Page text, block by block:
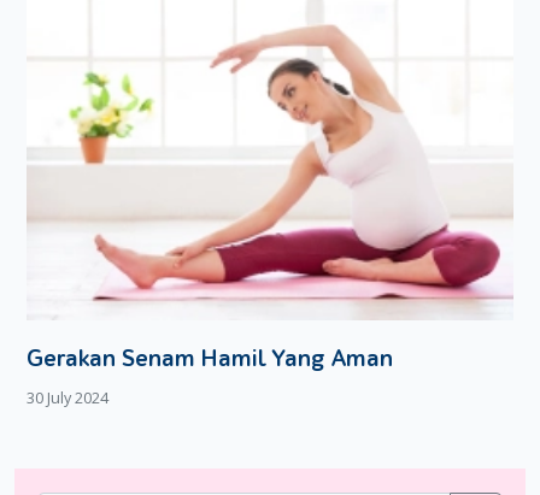
Gerakan Senam Hamil Yang Aman
30 July 2024